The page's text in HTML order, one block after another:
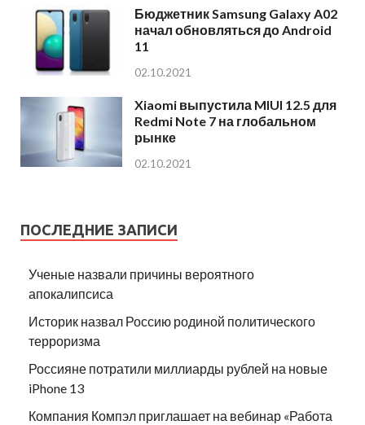
Бюджетник Samsung Galaxy A02
начал обновляться до Android
11
02.10.2021
Xiaomi выпустила MIUI 12.5 для
Redmi Note 7 на глобальном
рынке
02.10.2021
ПОСЛЕДНИЕ ЗАПИСИ
Ученые назвали причины вероятного
апокалипсиса
Историк назвал Россию родиной политического
терроризма
Россияне потратили миллиарды рублей на новые
iPhone 13
Компания Компэл приглашает на вебинар «Работа